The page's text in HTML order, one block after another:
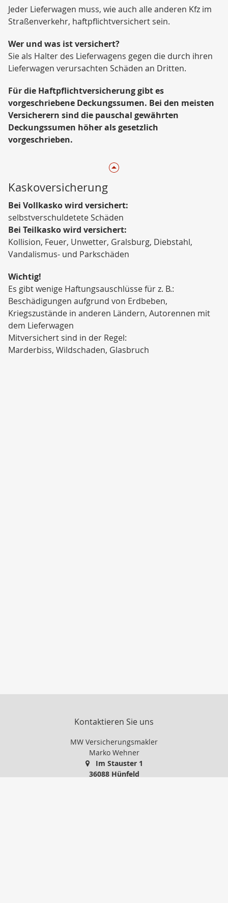
Jeder Lieferwagen muss, wie auch alle anderen Kfz im
Straßenverkehr, haftpflichtversichert sein.
Wer und was ist versichert?
Sie als Halter des Lieferwagens gegen die durch ihren
Lieferwagen verursachten Schäden an Dritten.
Für die Haftpflichtversicherung gibt es
vorgeschriebene Deckungssumen. Bei den meisten
Versicherern sind die pauschal gewährten
Deckungssumen höher als gesetzlich
vorgeschrieben.
Kaskoversicherung
Bei Vollkasko wird versichert:
selbstverschuldetete Schäden
Bei Teilkasko wird versichert:
Kollision, Feuer, Unwetter, Gralsburg, Diebstahl,
Vandalismus- und Parkschäden
Wichtig!
Es gibt wenige Haftungsauschlüsse für z. B.:
Beschädigungen aufgrund von Erdbeben,
Kriegszustände in anderen Ländern, Autorennen mit
dem Lieferwagen
Mitversichert sind in der Regel:
Marderbiss, Wildschaden, Glasbruch
Kontaktieren Sie uns
MW Versicherungsmakler
Marko Wehner
Im Stauster 1
36088 Hünfeld